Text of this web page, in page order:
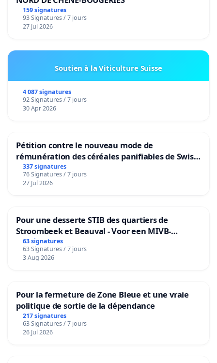
159 signatures
93 Signatures / 7 jours
27 Jul 2026
Soutien à la Viticulture Suisse
4 087 signatures
92 Signatures / 7 jours
30 Apr 2026
Pétition contre le nouveau mode de
rémunération des céréales panifiables de Swiss
granum basé sur la teneur en protéines
337 signatures
76 Signatures / 7 jours
27 Jul 2026
Pour une desserte STIB des quartiers de
Stroombeek et Beauval - Voor een MIVB-
bediening van de wijken Strombeek en Het
Voor
63 signatures
63 Signatures / 7 jours
3 Aug 2026
Pour la fermeture de Zone Bleue et une vraie
politique de sortie de la dépendance
217 signatures
63 Signatures / 7 jours
26 Jul 2026